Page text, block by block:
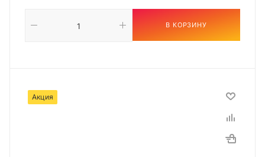
В КОРЗИНУ
Акция